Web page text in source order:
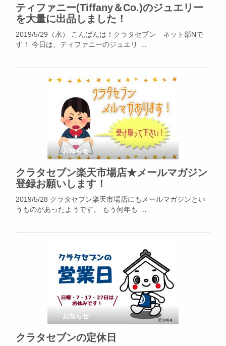
ティファニー(Tiffany＆Co.)のジュエリー
を大量に出品しました！
2019/5/29（水） こんばんは！クラタセブン ネット部Nで
す！ 今日は、ティファニーのジュエリ …
お知らせ
クラタセブン楽天市場店★メールマガジン
登録お願いします！
2019/5/28 クラタセブン楽天市場店にもメールマガジンとい
うものがあったようです。 もう何年も …
お知らせ
クラタセブンの定休日